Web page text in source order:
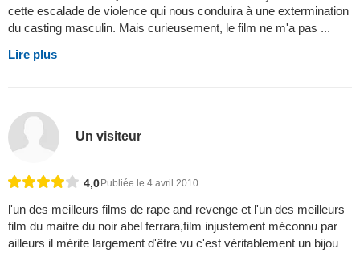
cette escalade de violence qui nous conduira à une extermination
du casting masculin. Mais curieusement, le film ne m'a pas ...
Lire plus
Un visiteur
4,0 Publiée le 4 avril 2010
l'un des meilleurs films de rape and revenge et l'un des meilleurs
film du maitre du noir abel ferrara,film injustement méconnu par
ailleurs il mérite largement d'être vu c'est véritablement un bijou